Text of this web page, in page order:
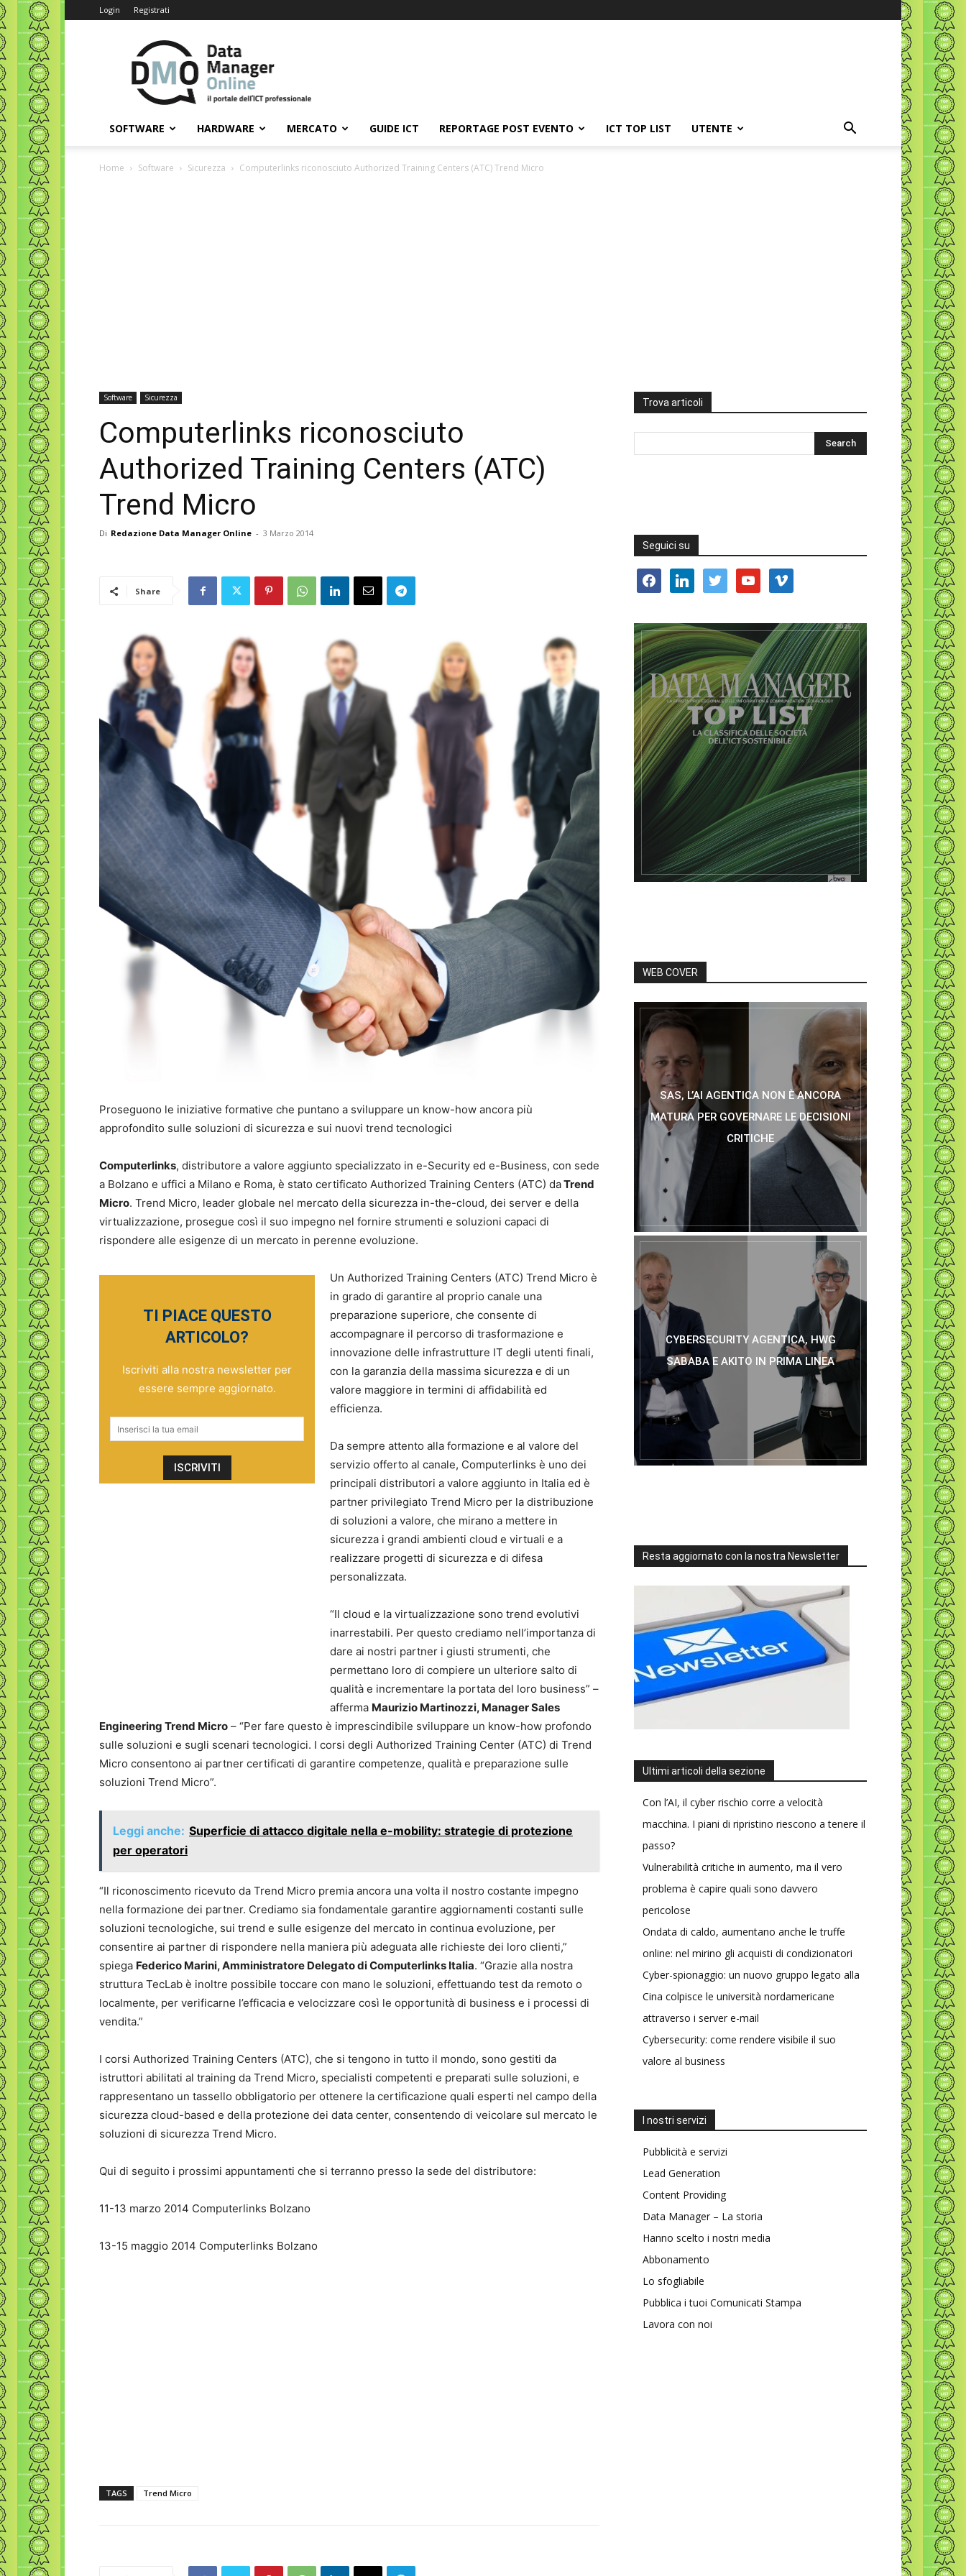
Login Registrati
Data
Manager
Online
SOFTWARE HARDWARE MERCATO GUIDE ICT REPORTAGE POST EVENTO ICT TOP LIST UTENTE
Home Software Sicurezza Computerlinks riconosciuto Authorized Training Centers (ATC) Trend Micro
Software Sicurezza
Computerlinks riconosciuto
Authorized Training Centers (ATC)
Trend Micro
Di Redazione Data Manager Online - 3 Marzo 2014
Share
Proseguono le iniziative formative che puntano a sviluppare un know-how ancora più
approfondito sulle soluzioni di sicurezza e sui nuovi trend tecnologici
Computerlinks, distributore a valore aggiunto specializzato in e-Security ed e-Business, con sede
a Bolzano e uffici a Milano e Roma, è stato certificato Authorized Training Centers (ATC) daTrend
Micro. Trend Micro, leader globale nel mercato della sicurezza in-the-cloud, dei server e della
virtualizzazione, prosegue così il suo impegno nel fornire strumenti e soluzioni capaci di
rispondere alle esigenze di un mercato in perenne evoluzione.
TI PIACE QUESTO
ARTICOLO?
Iscriviti alla nostra newsletter per
essere sempre aggiornato.
Un Authorized Training Centers (ATC) Trend Micro è
in grado di garantire al proprio canale una
preparazione superiore, che consente di
accompagnare il percorso di trasformazione e
innovazione delle infrastrutture IT degli utenti finali,
con la garanzia della massima sicurezza e di un
valore maggiore in termini di affidabilità ed
efficienza.
Da sempre attento alla formazione e al valore del
servizio offerto al canale, Computerlinks è uno dei
principali distributori a valore aggiunto in Italia ed è
partner privilegiato Trend Micro per la distribuzione
di soluzioni a valore, che mirano a mettere in
sicurezza i grandi ambienti cloud e virtuali e a
realizzare progetti di sicurezza e di difesa
personalizzata.
“Il cloud e la virtualizzazione sono trend evolutivi
inarrestabili. Per questo crediamo nell’importanza di
dare ai nostri partner i giusti strumenti, che
permettano loro di compiere un ulteriore salto di
qualità e incrementare la portata del loro business” –
afferma Maurizio Martinozzi, Manager Sales
Engineering Trend Micro – “Per fare questo è imprescindibile sviluppare un know-how profondo
sulle soluzioni e sugli scenari tecnologici. I corsi degli Authorized Training Center (ATC) di Trend
Micro consentono ai partner certificati di garantire competenze, qualità e preparazione sulle
soluzioni Trend Micro”.
Leggi anche: Superficie di attacco digitale nella e-mobility: strategie di protezione
per operatori
“Il riconoscimento ricevuto da Trend Micro premia ancora una volta il nostro costante impegno
nella formazione dei partner. Crediamo sia fondamentale garantire aggiornamenti costanti sulle
soluzioni tecnologiche, sui trend e sulle esigenze del mercato in continua evoluzione, per
consentire ai partner di rispondere nella maniera più adeguata alle richieste dei loro clienti,”
spiega Federico Marini, Amministratore Delegato di Computerlinks Italia. “Grazie alla nostra
struttura TecLab è inoltre possibile toccare con mano le soluzioni, effettuando test da remoto o
localmente, per verificarne l’efficacia e velocizzare così le opportunità di business e i processi di
vendita.”
I corsi Authorized Training Centers (ATC), che si tengono in tutto il mondo, sono gestiti da
istruttori abilitati al training da Trend Micro, specialisti competenti e preparati sulle soluzioni, e
rappresentano un tassello obbligatorio per ottenere la certificazione quali esperti nel campo della
sicurezza cloud-based e della protezione dei data center, consentendo di veicolare sul mercato le
soluzioni di sicurezza Trend Micro.
Qui di seguito i prossimi appuntamenti che si terranno presso la sede del distributore:
11-13 marzo 2014 Computerlinks Bolzano
13-15 maggio 2014 Computerlinks Bolzano
TAGS Trend Micro
Trova articoli
Seguici su
facebooklinkedin twitter youtube vimeo
WEB COVER
SAS, L’AI AGENTICA NON È ANCORA
MATURA PER GOVERNARE LE DECISIONI
CRITICHE
CYBERSECURITY AGENTICA, HWG
SABABA E AKITO IN PRIMA LINEA
Resta aggiornato con la nostra Newsletter
Ultimi articoli della sezione
Con l’AI, il cyber rischio corre a velocità
macchina. I piani di ripristino riescono a tenere il
passo?
Vulnerabilità critiche in aumento, ma il vero
problema è capire quali sono davvero
pericolose
Ondata di caldo, aumentano anche le truffe
online: nel mirino gli acquisti di condizionatori
Cyber-spionaggio: un nuovo gruppo legato alla
Cina colpisce le università nordamericane
attraverso i server e-mail
Cybersecurity: come rendere visibile il suo
valore al business
I nostri servizi
Pubblicità e servizi
Lead Generation
Content Providing
Data Manager – La storia
Hanno scelto i nostri media
Abbonamento
Lo sfogliabile
Pubblica i tuoi Comunicati Stampa
Lavora con noi